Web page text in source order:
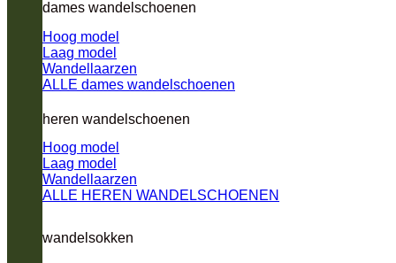
dames wandelschoenen
Hoog model
Laag model
Wandellaarzen
ALLE dames wandelschoenen
heren wandelschoenen
Hoog model
Laag model
Wandellaarzen
ALLE HEREN WANDELSCHOENEN
wandelsokken